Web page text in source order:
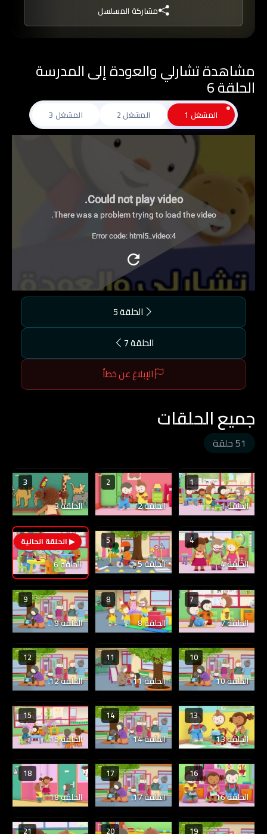
على كرتون عربي.
مشاركة المسلسل
مشاهدة تشارلي والعودة إلى المدرسة
الحلقة 6
المشغل 1 المشغل 2 المشغل 3
Could not play video.
There was a problem trying to load the video.
Error code: html5_video:4
الحلقة 5
الحلقة 7
الإبلاغ عن خطأ
جميع الحلقات
51 حلقة
1
الحلقة 1
2
الحلقة 2
3
الحلقة 3
4
الحلقة 4
5
الحلقة 5
6
الحلقة 6
7
الحلقة 7
8
الحلقة 8
9
الحلقة 9
10
الحلقة 10
11
الحلقة 11
12
الحلقة 12
13
الحلقة 13
14
الحلقة 14
15
الحلقة 15
16
الحلقة 16
17
الحلقة 17
18
الحلقة 18
19
20
21